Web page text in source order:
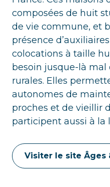
composées de huit
de vie commune, et
présence
colocations à taille
besoin jusque-là mal
rurales. Elles
autonomes de
proches et de vieillir
participent aussi à
Visiter le site Âges